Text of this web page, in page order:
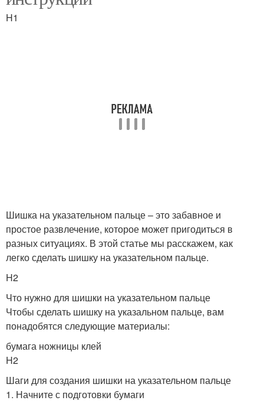
H1
Шишка на указательном пальце – это забавное и
простое развлечение, которое может пригодиться в
разных ситуациях. В этой статье мы расскажем, как
легко сделать шишку на указательном пальце.
H2
Что нужно для шишки на указательном пальце
Чтобы сделать шишку на указальном пальце, вам
понадобятся следующие материалы:
бумага ножницы клей
H2
Шаги для создания шишки на указательном пальце
1. Начните с подготовки бумаги